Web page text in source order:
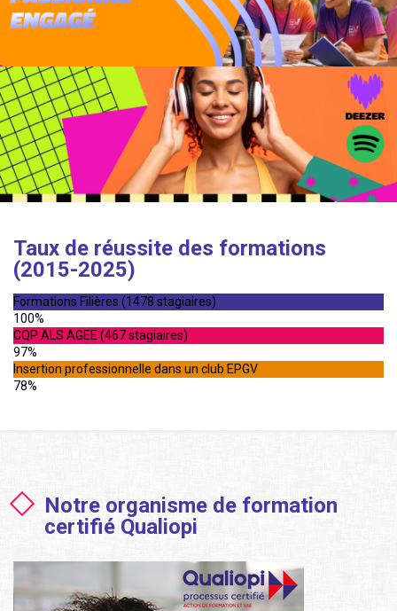
Taux de réussite des formations
(2015-2025)
Formations Filières (1478 stagiaires)
100%
CQP ALS AGEE (467 stagiaires)
97%
Insertion professionnelle dans un club EPGV
78%
Notre organisme de formation
certifié Qualiopi